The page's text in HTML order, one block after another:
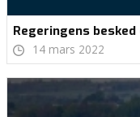
Regeringens
14 mars 2022